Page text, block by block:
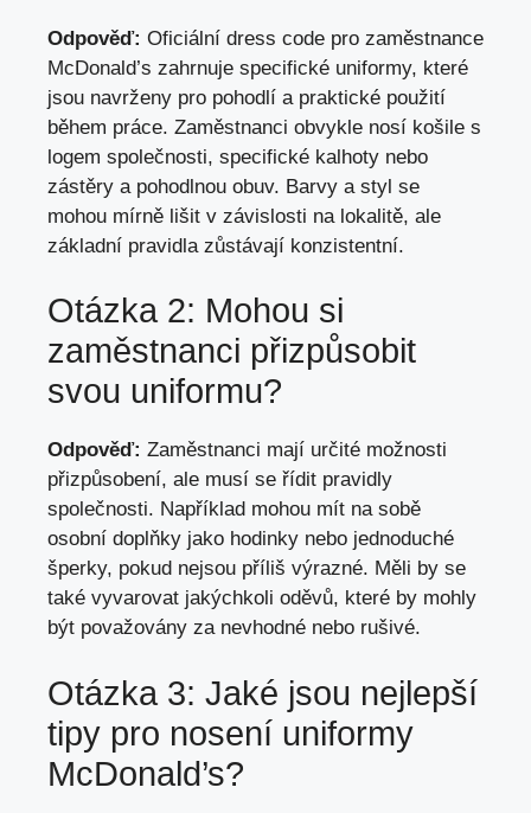
Odpověď: Oficiální dress code pro zaměstnance
McDonald’s zahrnuje specifické uniformy, které
jsou navrženy pro pohodlí a praktické použití
během práce. Zaměstnanci obvykle nosí košile s
logem společnosti, specifické kalhoty nebo
zástěry a pohodlnou obuv. Barvy a styl se
mohou mírně lišit v závislosti na lokalitě, ale
základní pravidla zůstávají konzistentní.
Otázka 2: Mohou si
zaměstnanci přizpůsobit
svou uniformu?
Odpověď: Zaměstnanci mají určité možnosti
přizpůsobení, ale musí se řídit pravidly
společnosti. Například mohou mít na sobě
osobní doplňky jako hodinky nebo jednoduché
šperky, pokud nejsou příliš výrazné. Měli by se
také vyvarovat jakýchkoli oděvů, které by mohly
být považovány za nevhodné nebo rušivé.
Otázka 3: Jaké jsou nejlepší
tipy pro nosení uniformy
McDonald’s?